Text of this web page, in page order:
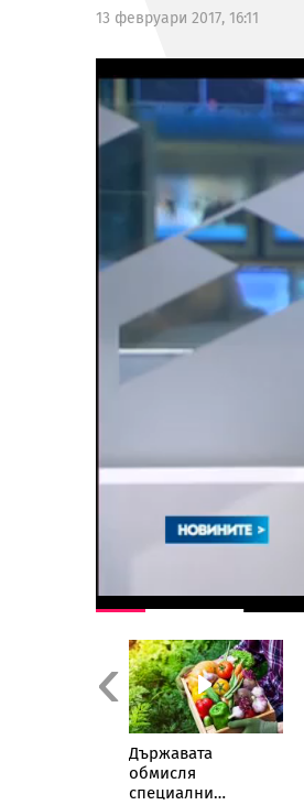
13 февруари 2017, 16:11
Previous
Държавата
обмисля
специални